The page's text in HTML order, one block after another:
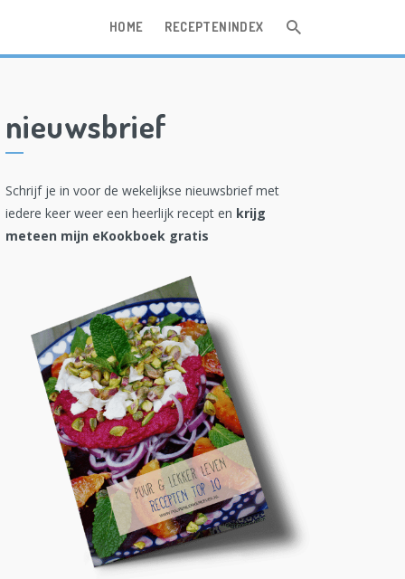
HOME RECEPTENINDEX
nieuwsbrief
Schrijf je in voor de wekelijkse nieuwsbrief met
iedere keer weer een heerlijk recept en krijg
meteen mijn eKookboek gratis